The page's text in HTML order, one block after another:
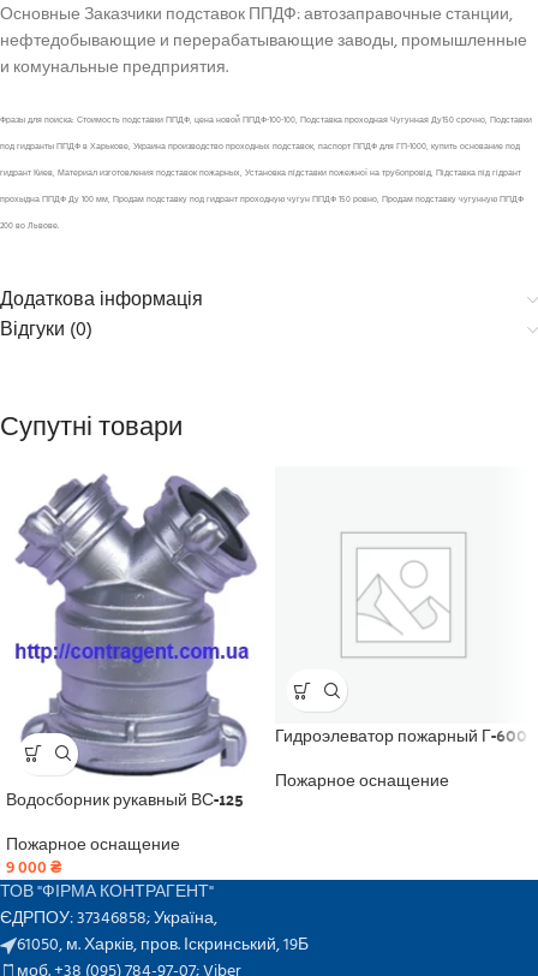
Основные Заказчики подставок ППДФ: автозаправочные станции,
нефтедобывающие и перерабатывающие заводы, промышленные
и комунальные предприятия.
Фразы для поиска: Стоимость подставки ППДФ, цена новой ППДФ-100-100, Подставка проходная Чугунная Ду150 срочно, Подставки
под гидранты ППДФ в Харькове, Украина производство проходных подставок, паспорт ППДФ для ГП-1000, купить основание под
гидрант Киев, Материал изготовления подставок пожарных, Установка підставки пожежної на трубопровід, Підставка під гідрант
прохыдна ППДФ Ду 100 мм, Продам подставку под гидрант проходную чугун ППДФ 150 ровно, Продам подставку чугунную ППДФ
200 во Львове.
Додаткова інформація
Відгуки (0)
Супутні товари
Водосборник рукавный ВС-125
Пожарное оснащение
9 000₴
Гидроэлеватор пожарный Г-600
Пожарное оснащение
ТОВ "ФІРМА КОНТРАГЕНТ"
ЄДРПОУ: 37346858; Україна,
61050, м. Харків, пров. Іскринський, 19Б